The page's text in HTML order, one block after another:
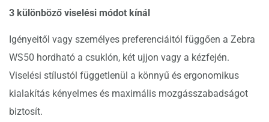
3 különböző viselési módot kínál
Igényeitől vagy személyes preferenciáitól függően a Zebra
WS50 hordható a csuklón, két ujjon vagy a kézfején.
Viselési stílustól függetlenül a könnyű és ergonomikus
kialakítás kényelmes és maximális mozgásszabadságot
biztosít.